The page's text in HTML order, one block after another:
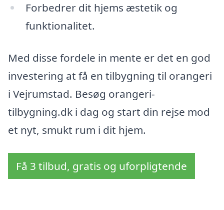
Forbedrer dit hjems æstetik og
funktionalitet.
Med disse fordele in mente er det en god
investering at få en tilbygning til orangeri
i Vejrumstad. Besøg orangeri-
tilbygning.dk i dag og start din rejse mod
et nyt, smukt rum i dit hjem.
Få 3 tilbud, gratis og uforpligtende